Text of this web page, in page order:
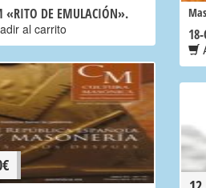
«RITO DE EMULACIÓN».
al carrito
€